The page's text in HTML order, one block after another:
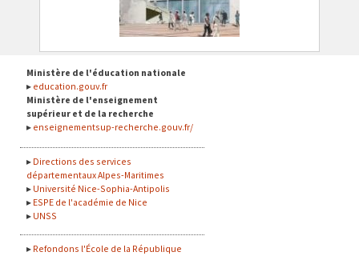
Ministère de l'éducation nationale
education.gouv.fr
Ministère de l'enseignement
supérieur et de la recherche
enseignementsup-recherche.gouv.fr/
Directions des services
départementaux Alpes-Maritimes
Université Nice-Sophia-Antipolis
ESPE de l'académie de Nice
UNSS
Refondons l'École de la République